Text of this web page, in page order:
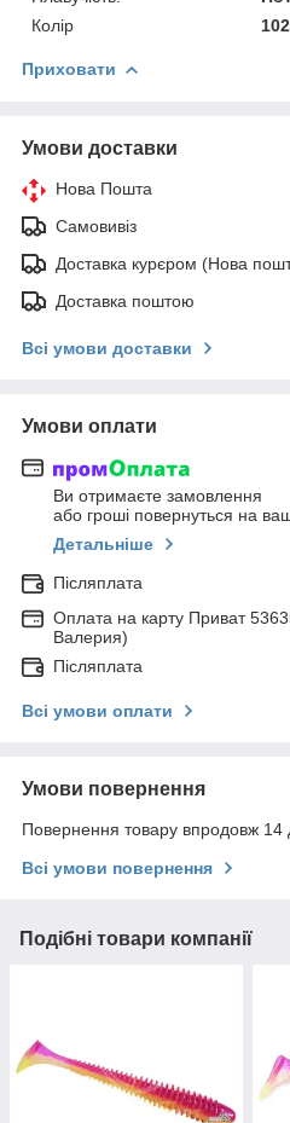
Колір
102
Приховати
Умови доставки
Нова Пошта
Самовивіз
Доставка курєром (Нова
Доставка поштою
Всі умови доставки
Умови оплати
Ви отримаєте замовлення
або гроші повернуться на
Детальніше
Післяплата
Оплата на карту Приват
Валерия)
Післяплата
Всі умови оплати
Умови повернення
Повернення товару впродовж 14
Всі умови повернення
Подібні товари компанії